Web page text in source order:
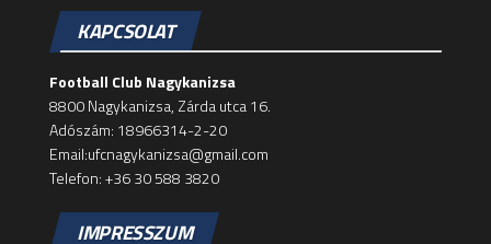
KAPCSOLAT
Football Club Nagykanizsa
8800 Nagykanizsa, Zárda utca 16.
Adószám: 18966314-2-20
Email:ufcnagykanizsa@gmail.com
Telefon: +36 30 588 3820
IMPRESSZUM